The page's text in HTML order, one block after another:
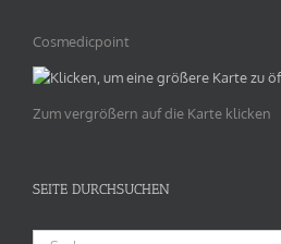
Cosmedicpoint
Zum vergrößern auf die Karte klicken
SEITE DURCHSUCHEN
Suche